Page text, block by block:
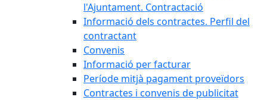
l'Ajuntament. Contractació
Informació dels contractes. Perfil del
contractant
Convenis
Informació per facturar
Període mitjà pagament proveïdors
Contractes i convenis de publicitat